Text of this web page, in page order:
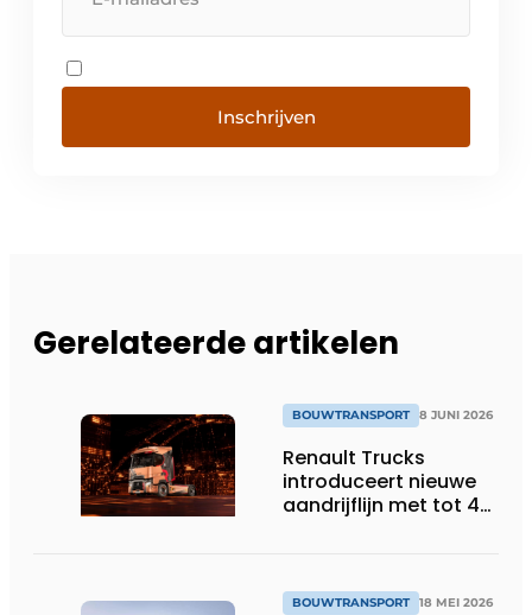
Inschrijven
Gerelateerde artikelen
BOUWTRANSPORT 8 JUNI 2026
Renault Trucks
introduceert nieuwe
aandrijflijn met tot 4%
BOUWTRANSPORT 18 MEI 2026